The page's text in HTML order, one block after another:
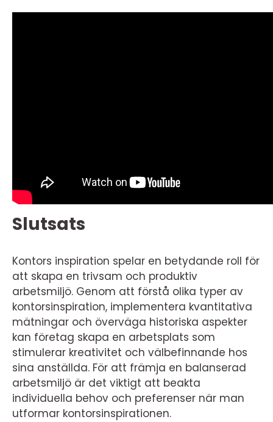
Slutsats
Kontors inspiration spelar en betydande roll för
att skapa en trivsam och produktiv
arbetsmiljö. Genom att förstå olika typer av
kontorsinspiration, implementera kvantitativa
mätningar och överväga historiska aspekter
kan företag skapa en arbetsplats som
stimulerar kreativitet och välbefinnande hos
sina anställda. För att främja en balanserad
arbetsmiljö är det viktigt att beakta
individuella behov och preferenser när man
utformar kontorsinspirationen.